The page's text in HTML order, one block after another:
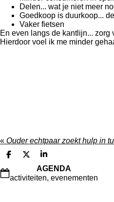
Delen... wat je niet meer
Goedkoop is duurkoop...
Vaker fietsen
En even langs de kantlijn...
Hierdoor voel ik me minder
« Ouder echtpaar zoekt hulp in
D
l
e
D
e
l
S
h
a
r
AGENDA
activiteiten, evenementen